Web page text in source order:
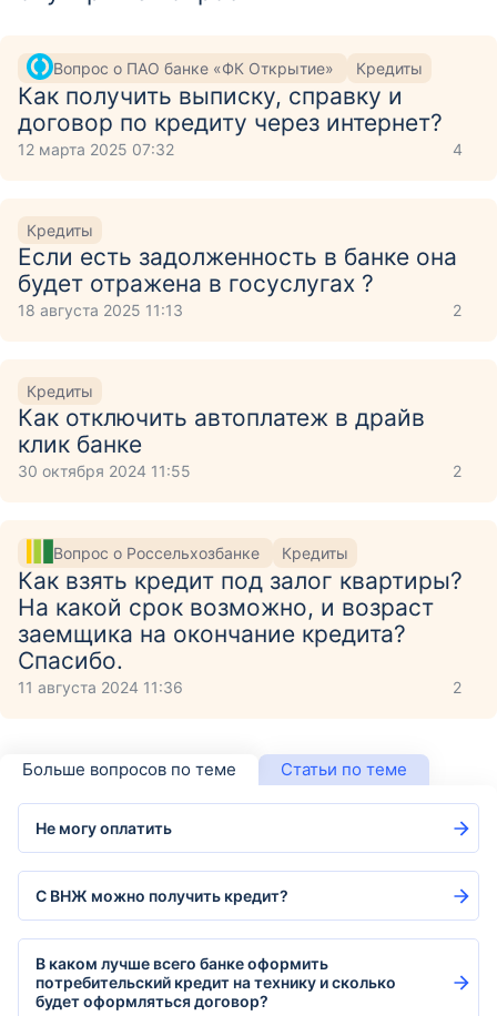
Вопрос о ПАО банке «ФК Открытие» Кредиты
Как получить выписку, справку и
договор по кредиту через интернет?
12 марта 2025 07:32 4
Кредиты
Если есть задолженность в банке она
будет отражена в госуслугах ?
18 августа 2025 11:13 2
Кредиты
Как отключить автоплатеж в драйв
клик банке
30 октября 2024 11:55 2
Вопрос о Россельхозбанке Кредиты
Как взять кредит под залог квартиры?
На какой срок возможно, и возраст
заемщика на окончание кредита?
Спасибо.
11 августа 2024 11:36 2
Больше вопросов по теме Статьи по теме
Не могу оплатить
С ВНЖ можно получить кредит?
В каком лучше всего банке оформить
потребительский кредит на технику и сколько
будет оформляться договор?